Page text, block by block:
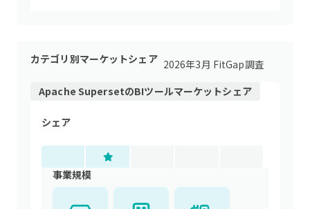
カテゴリ別マーケットシェア 2026年3月 FitGap調査
Apache SupersetのBIツールマーケットシェア
シェア
事業規模